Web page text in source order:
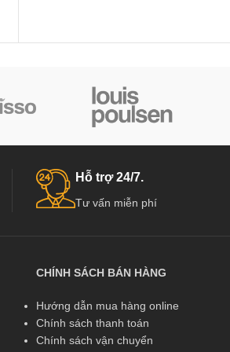
chống cháy, trong đó có Cửa Thép Chống
Cháy TCC.P1G1B “cửa ...
Hỗ trợ 24/7.
Tư vấn miễn phí
CHÍNH SÁCH BÁN HÀNG
Hướng dẫn mua hàng online
Chính sách thanh toán
Chính sách vận chuyển